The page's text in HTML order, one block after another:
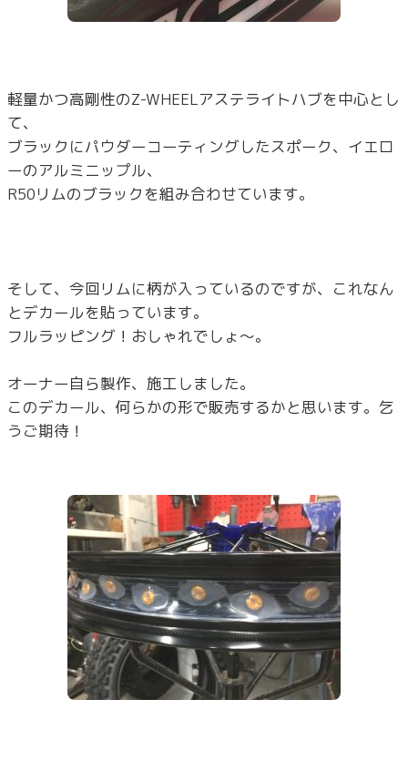
軽量かつ高剛性のZ-WHEELアステライトハブを中心とし
て、
ブラックにパウダーコーティングしたスポーク、イエロ
ーのアルミニップル、
R50リムのブラックを組み合わせています。
そして、今回リムに柄が入っているのですが、これなん
とデカールを貼っています。
フルラッピング！おしゃれでしょ～。
オーナー自ら製作、施工しました。
このデカール、何らかの形で販売するかと思います。乞
うご期待！